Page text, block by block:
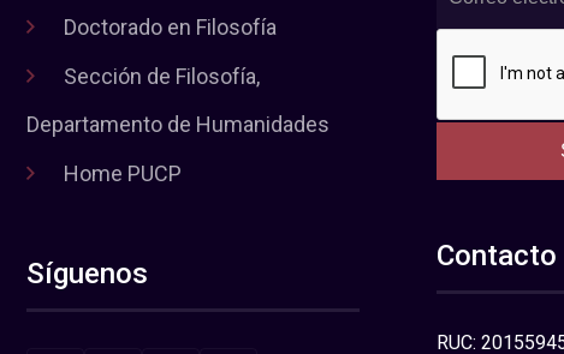
Doctorado en Filosofía
Sección de Filosofía,
Departamento de Humanidades
Home PUCP
Síguenos
Contacto
RUC: